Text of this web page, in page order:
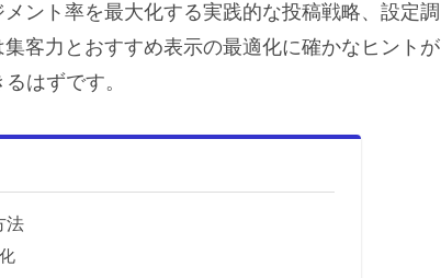
ント率を最大化する実践的な投稿戦略、設定調
客力とおすすめ表示の最適化に確かなヒントが
はずです。
法